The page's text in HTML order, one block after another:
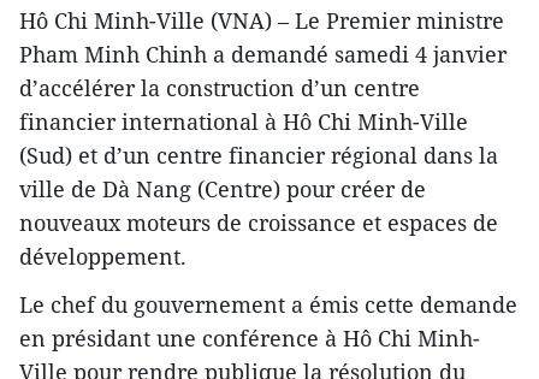
Hô Chi Minh-Ville (VNA) – Le Premier ministre
Pham Minh Chinh a demandé samedi 4 janvier
d’accélérer la construction d’un centre
financier international à Hô Chi Minh-Ville
(Sud) et d’un centre financier régional dans la
ville de Dà Nang (Centre) pour créer de
nouveaux moteurs de croissance et espaces de
développement.
Le chef du gouvernement a émis cette demande
en présidant une conférence à Hô Chi Minh-
Ville pour rendre publique la résolution du